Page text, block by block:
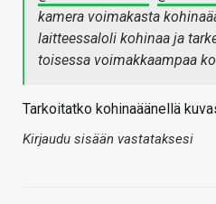
kamera voimakasta
laitteessaloli kohinaa ja
toisessa voimakkaampaa
Tarkoitatko kohinaäänellä
Kirjaudu sisään vastataksesi